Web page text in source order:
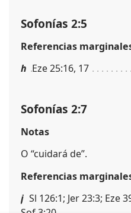
Sofonías 2:5
Referencias
h Eze 25:16, 17
Sofonías 2:7
Notas
O “cuidará de”.
Referencias
j Sl 126:1; Jer 23:3; Eze